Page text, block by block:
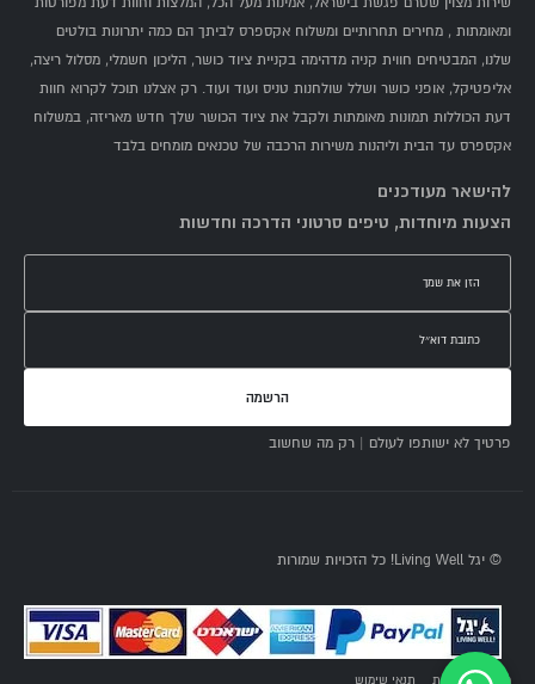
ומאומתות , מחירים תחרותיים ומשלוח אקספרס לביתך הם כמה יתרונות בולטים
שלנו, המבטיחים חווית קניה מדהימה בקניית ציוד כושר, הליכון חשמלי, מסלול ריצה,
אליפטיקל, אופני כושר ושלל שולחנות טניס ועוד ועוד. רק אצלנו תוכל לקרוא חוות
דעת הכוללות תמונות מאומתות ולקבל את ציוד הכושר שלך חדש מאריזה, במשלוח
אקספרס עד הבית וליהנות משירות הרכבה של טכנאים מומחים בלבד
להישאר מעודכנים
הצעות מיוחדות, טיפים סרטוני הדרכה וחדשות
הרשמה
פרטיך לא ישותפו לעולם | רק מה שחשוב
מדיניות פרטיות תנאי שימוש
© יגל Living Well! כל הזכויות שמורות